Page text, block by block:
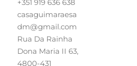
+351 919 636 638
casaguimaraesa
dm@gmail.com
Rua Da Rainha
Dona Maria II 63,
4800-431